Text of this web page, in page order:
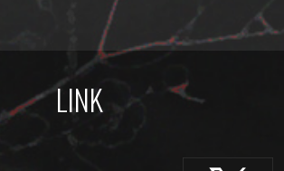
LINK